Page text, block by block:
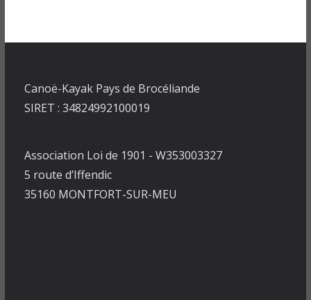
Canoë-Kayak Pays de Brocéliande
SIRET : 34824992100019
Association Loi de 1901 - W353003327
5 route d’Iffendic
35160 MONTFORT-SUR-MEU